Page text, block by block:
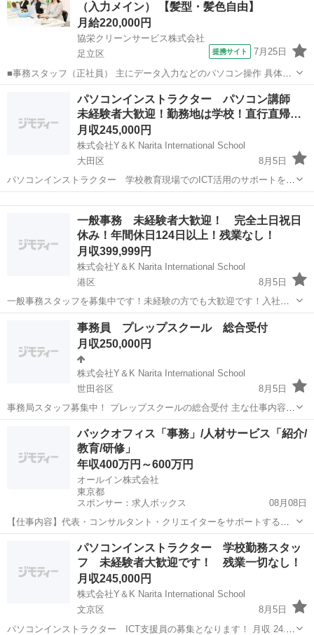
います。「...
（入力メイン） 【髪型・髪色自由】
月給220,000円
協栄クリーンサービス株式会社
足立区
提携サイト 7月25日
■事務スタッフ（正社員） 主にデータ入力などのパソコン操作 具体的
には、作業員が持ち帰ってきた日報・伝票類をPCで読み取り、 PCに
反映されたデータと元の日報・伝票類との確認、修正作業になりま
す。 文字入力が出来れば、事務...
一般事務
パソコンインストラクター パソコン講師
未経験者大歓迎！勤務地は学校！直行直帰…
月収245,000円
株式会社Y＆K Narita International School
大田区
8月5日
パソコンインストラクター 学校教育現場でのICT活用のサポートを行
なっていただきます！ 小中学校でパソコン、タブレットなどを活用し
た学習が拡大。 学校現場での授業支援等を通じて、ICT 活用を支え、
未来を支える子供達の学び...一般事務 未経験者大歓迎！ 完全土日祝日
休み！年間休日124日以上！残業なし！
月収399,999円
株式会社Y＆K Narita International School
港区
8月5日
一般事務スタッフを募集中です！未経験の方でも大歓迎です！入社後
の研修でどなたでも一人前の事務業務が行えるようになります。 経験
者は尚更大歓迎です！ 今までの一般事務経験を活かして働きたい方！
第2新卒の方も大歓迎です！ ...
一般事務
事務員 プレップスクール 総合受付
月収250,000円
株式会社Y＆K Narita International School
世田谷区
8月5日
事務局スタッフ募集中！ プレップスクールの総合受付 主な仕事内容
電話・メール対応（お預かりしている保護者・入園希望者）、 月末月
初の請求処理、登降園管理・対応、シフト作成・調整・管理、入園希
世田谷区 一般事務 業務
バックオフィス「事務」/人材サービス「紹介/
教育/研修」
年収400万円～600万円
オールイン株式会社
東京都
スポンサー：求人ボックス
08月08日
【仕事内容】代表・コンサルタント・クリエイターをサポートする
「バックオフィス・事務」・営業事務・経理・採用など業務の幅を広
げられる・AI活用推進中・フレックス・年休125日・週3リモート可・
昇給2回・表彰制度あり 仕事内容: 代表...
パソコンインストラクター 学校勤務スタッ
フ 未経験者大歓迎です！ 残業一切なし！
月収245,000円
株式会社Y＆K Narita International School
文京区
8月5日
パソコンインストラクター ICT支援員の募集となります！ 月収 24.5